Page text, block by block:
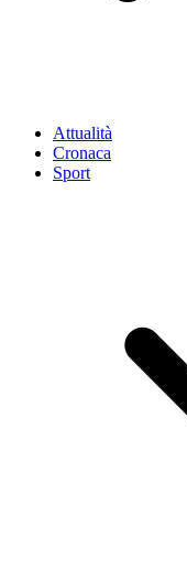
Attualità
Cronaca
Sport